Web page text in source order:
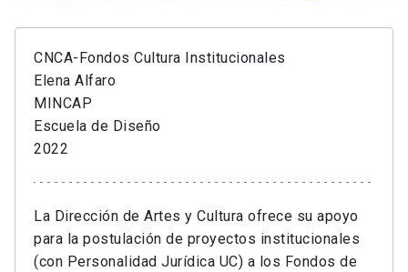
CNCA-Fondos Cultura Institucionales
Elena Alfaro
MINCAP
Escuela de Diseño
2022
La Dirección de Artes y Cultura ofrece su apoyo
para la postulación de proyectos institucionales
(con Personalidad Jurídica UC) a los Fondos de